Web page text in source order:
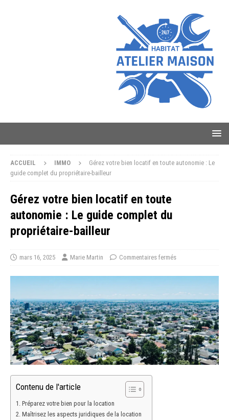
ACCUEIL IMMO
Gérez votre bien locatif en toute autonomie : Le
guide complet du propriétaire-bailleur
Gérez votre bien locatif en toute
autonomie : Le guide complet du
propriétaire-bailleur
mars 16, 2025 Marie Martin Commentaires fermés
Contenu de l'article
Préparez votre bien pour la location
Maîtrisez les aspects juridiques de la location